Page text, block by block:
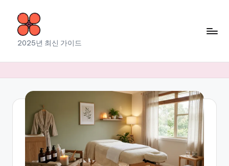
content
소
라
출
장
사
지
2025년 최신 가이드